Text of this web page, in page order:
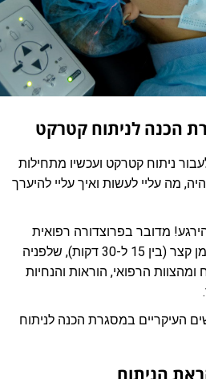
הכנה לניתוח קטרקט
ניתוח קטרקט ועכשיו מתחילות
מה עליי לעשות ואיך עליי להיערך
מדובר בפרוצדורה רפואית
פשוטה יחסית שאורכת גם זמן קצר (בין 15 ל-30 דקות), שלפניה
הרפואי, הוראות והנחיות
העיקריים במסגרת הכנה לניתוח
הניתוח